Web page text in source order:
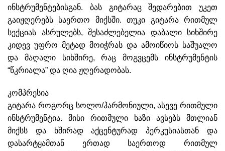
ინსტრუმენტებისგან. ბას გიტარაც შედარებით უკეთ
გაიჟღერებს საერთო მიქსში. თუკი გიტარა რითმულ
სექციას ასრულებს, შესაძლებელია დაბალი სიხშირე
კიდევ უფრო მეტად მოიჭრას და ამოიწიოს საშუალო
და მაღალი სიხშირე, რაც მოგვცემს ინსტრუმენტის
“წკრიალა” და ღია ჟღერადობას.
კომპრესია
გიტარა როგორც სოლო/ჰარმონიული, ასევე რითმული
ინსტრუმენტია. მისი რითმული ხაზი ავსებს მთლიან
მიქსს და ხშირად აქცენტურად პერკუსიასთან და
დასარტყამთან ერთად საერთოდ რითმულ